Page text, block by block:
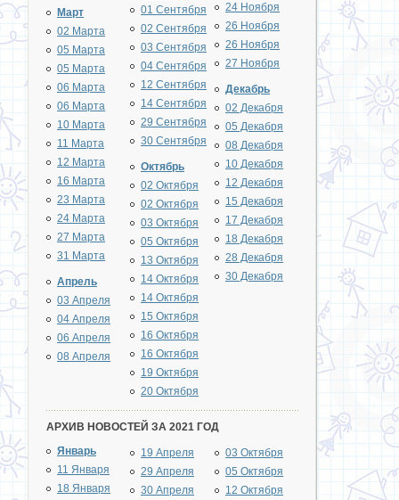
Март
02 Марта
05 Марта
05 Марта
06 Марта
06 Марта
10 Марта
11 Марта
12 Марта
16 Марта
23 Марта
24 Марта
27 Марта
31 Марта
Апрель
03 Апреля
04 Апреля
06 Апреля
08 Апреля
01 Сентября
02 Сентября
03 Сентября
04 Сентября
12 Сентября
14 Сентября
29 Сентября
30 Сентября
Октябрь
02 Октября
02 Октября
03 Октября
05 Октября
13 Октября
14 Октября
14 Октября
15 Октября
16 Октября
16 Октября
19 Октября
20 Октября
24 Ноября
26 Ноября
26 Ноября
27 Ноября
Декабрь
02 Декабря
05 Декабря
08 Декабря
10 Декабря
12 Декабря
15 Декабря
17 Декабря
18 Декабря
28 Декабря
30 Декабря
АРХИВ НОВОСТЕЙ ЗА 2021 ГОД
Январь
11 Января
18 Января
19 Апреля
29 Апреля
30 Апреля
03 Октября
05 Октября
12 Октября